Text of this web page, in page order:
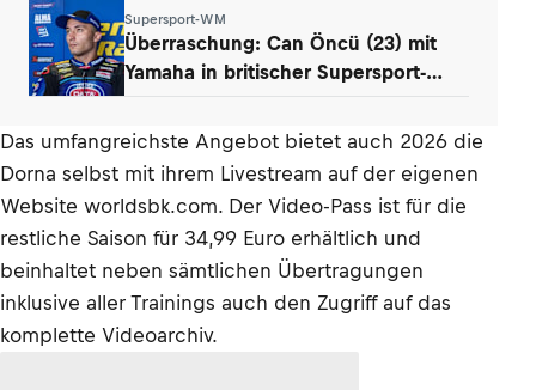
Supersport-WM
Überraschung: Can Öncü (23) mit
Yamaha in britischer Supersport-
Das umfangreichste Angebot bietet auch 2026 die
Dorna selbst mit ihrem Livestream auf der eigenen
Website worldsbk.com. Der Video-Pass ist für die
restliche Saison für 34,99 Euro erhältlich und
beinhaltet neben sämtlichen Übertragungen
inklusive aller Trainings auch den Zugriff auf das
komplette Videoarchiv.